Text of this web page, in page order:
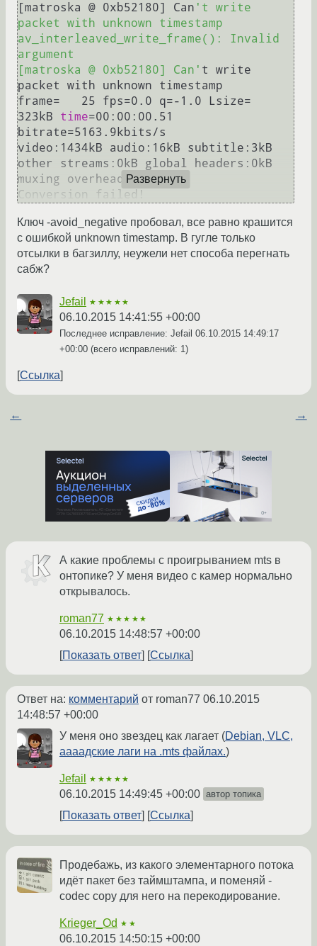
[matroska @ 0xb52180] Can 't write
packet with unknown timestamp
av_interleaved_write_frame(): Invalid
argument
[matroska @ 0xb52180] Can' t write
packet with unknown timestamp
frame=   25 fps=0.0 q=-1.0 Lsize=
323kB time=00:00:00.51
bitrate=5163.9kbits/s
video:1434kB audio:16kB subtitle:3kB
other streams:0kB global headers:0kB
muxing overhead: unknown
Развернуть
Ключ -avoid_negative пробовал, все равно крашится
с ошибкой unknown timestamp. В гугле только
отсылки в багзиллу, неужели нет способа перегнать
сабж?
Jefail ★★★★★
06.10.2015 14:41:55 +00:00
Последнее исправление: Jefail 06.10.2015 14:49:17
+00:00 (всего исправлений: 1)
Ссылка
← →
А какие проблемы с проигрыванием mts в
онтопике? У меня видео с камер нормально
открывалось.
roman77 ★★★★★
06.10.2015 14:48:57 +00:00
Показать ответ
Ссылка
Ответ на: комментарий от roman77 06.10.2015
14:48:57 +00:00
У меня оно звездец как лагает (Debian, VLC,
аааадские лаги на .mts файлах.)
Jefail ★★★★★
06.10.2015 14:49:45 +00:00 автор топика
Показать ответ Ссылка
Продебажь, из какого элементарного потока
идёт пакет без таймштампа, и поменяй -
codec copy для него на перекодирование.
Krieger_Od ★★
06.10.2015 14:50:15 +00:00